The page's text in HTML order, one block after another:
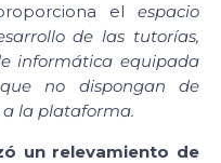
el espacio
de las tutorías,
informática equipada
no dispongan de
la plataforma.
un relevamiento de